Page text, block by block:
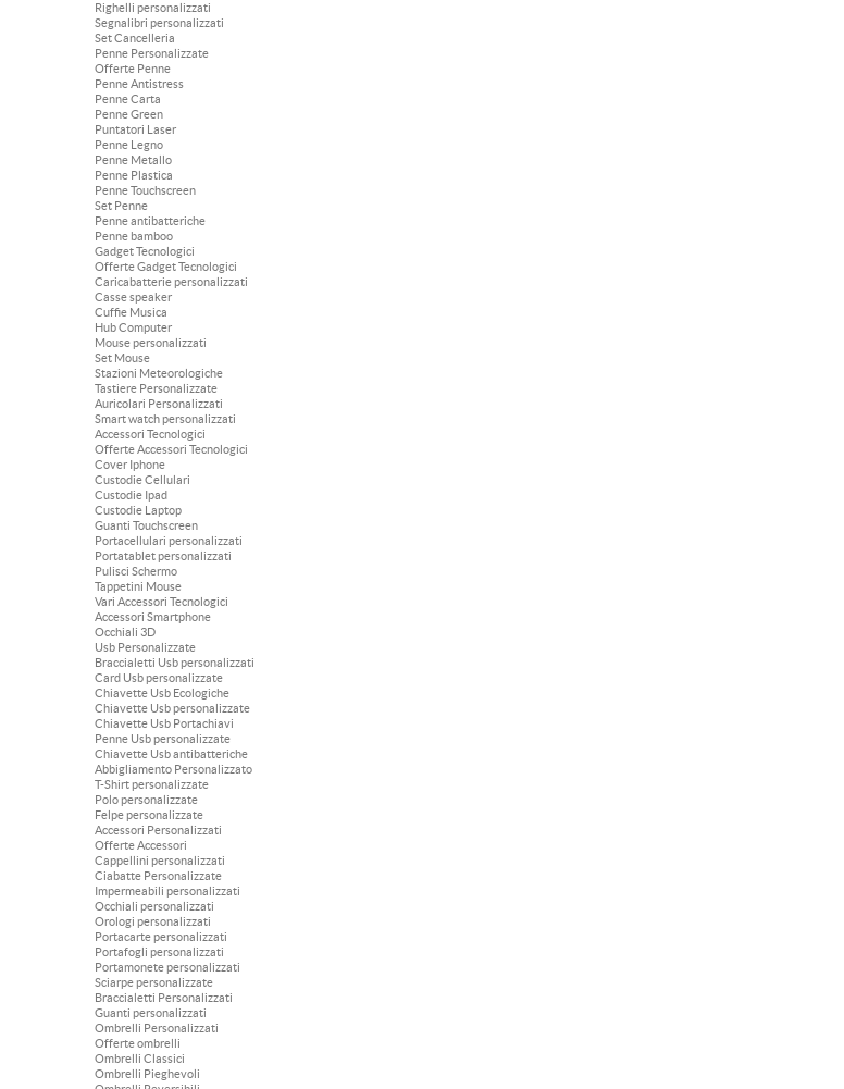
Righelli personalizzati
Segnalibri personalizzati
Set Cancelleria
Penne Personalizzate
Offerte Penne
Penne Antistress
Penne Carta
Penne Green
Puntatori Laser
Penne Legno
Penne Metallo
Penne Plastica
Penne Touchscreen
Set Penne
Penne antibatteriche
Penne bamboo
Gadget Tecnologici
Offerte Gadget Tecnologici
Caricabatterie personalizzati
Casse speaker
Cuffie Musica
Hub Computer
Mouse personalizzati
Set Mouse
Stazioni Meteorologiche
Tastiere Personalizzate
Auricolari Personalizzati
Smart watch personalizzati
Accessori Tecnologici
Offerte Accessori Tecnologici
Cover Iphone
Custodie Cellulari
Custodie Ipad
Custodie Laptop
Guanti Touchscreen
Portacellulari personalizzati
Portatablet personalizzati
Pulisci Schermo
Tappetini Mouse
Vari Accessori Tecnologici
Accessori Smartphone
Occhiali 3D
Usb Personalizzate
Braccialetti Usb personalizzati
Card Usb personalizzate
Chiavette Usb Ecologiche
Chiavette Usb personalizzate
Chiavette Usb Portachiavi
Penne Usb personalizzate
Chiavette Usb antibatteriche
Abbigliamento Personalizzato
T-Shirt personalizzate
Polo personalizzate
Felpe personalizzate
Accessori Personalizzati
Offerte Accessori
Cappellini personalizzati
Ciabatte Personalizzate
Impermeabili personalizzati
Occhiali personalizzati
Orologi personalizzati
Portacarte personalizzati
Portafogli personalizzati
Portamonete personalizzati
Sciarpe personalizzate
Braccialetti Personalizzati
Guanti personalizzati
Ombrelli Personalizzati
Offerte ombrelli
Ombrelli Classici
Ombrelli Pieghevoli